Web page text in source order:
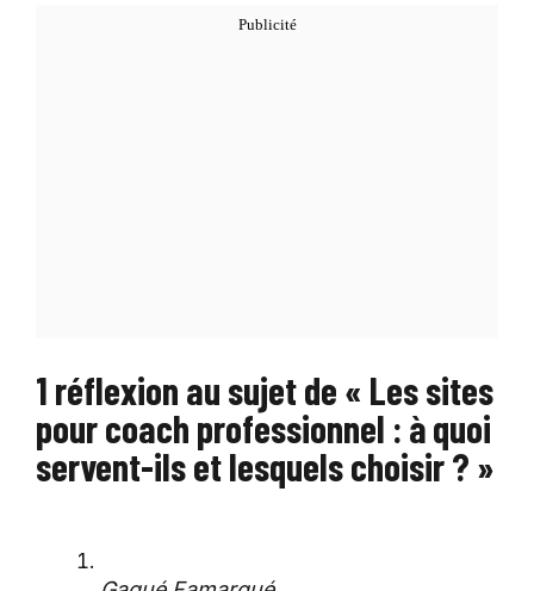
1 réflexion au sujet de « Les sites
pour coach professionnel : à quoi
servent-ils et lesquels choisir ? »